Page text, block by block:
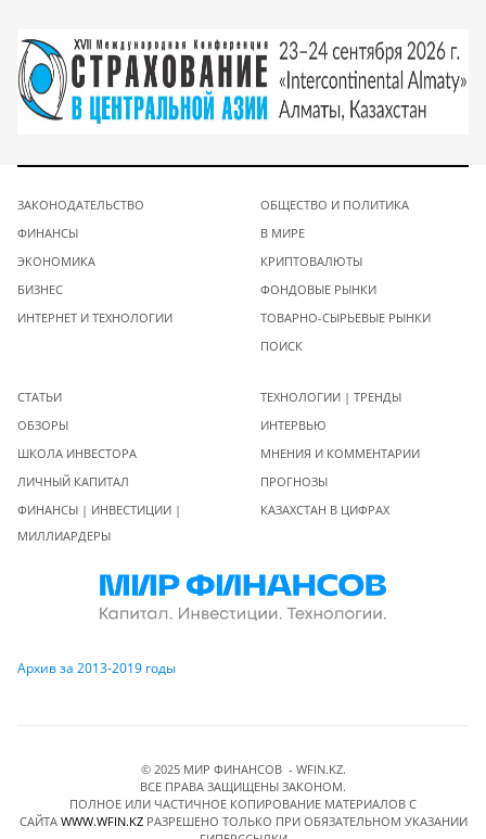
ЗАКОНОДАТЕЛЬСТВО
ФИНАНСЫ
ЭКОНОМИКА
БИЗНЕС
ИНТЕРНЕТ И ТЕХНОЛОГИИ
ОБЩЕСТВО И ПОЛИТИКА
В МИРЕ
КРИПТОВАЛЮТЫ
ФОНДОВЫЕ РЫНКИ
ТОВАРНО-СЫРЬЕВЫЕ РЫНКИ
ПОИСК
СТАТЬИ
ОБЗОРЫ
ШКОЛА ИНВЕСТОРА
ЛИЧНЫЙ КАПИТАЛ
ФИНАНСЫ | ИНВЕСТИЦИИ |
МИЛЛИАРДЕРЫ
ТЕХНОЛОГИИ | ТРЕНДЫ
ИНТЕРВЬЮ
МНЕНИЯ И КОММЕНТАРИИ
ПРОГНОЗЫ
КАЗАХСТАН В ЦИФРАХ
Архив за 2013-2019 годы
© 2025 МИР ФИНАНСОВ - WFIN.KZ.
ВСЕ ПРАВА ЗАЩИЩЕНЫ ЗАКОНОМ.
ПОЛНОЕ ИЛИ ЧАСТИЧНОЕ КОПИРОВАНИЕ МАТЕРИАЛОВ C
САЙТА WWW.WFIN.KZРАЗРЕШЕНО ТОЛЬКО ПРИ ОБЯЗАТЕЛЬНОМ УКАЗАНИИ